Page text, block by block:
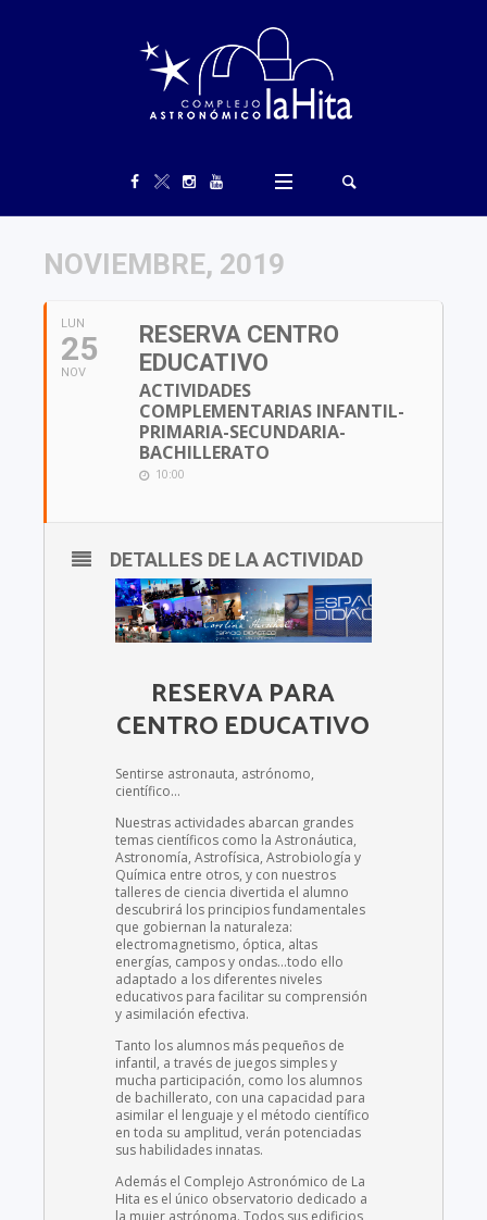
NOVIEMBRE, 2019
LUN
25
NOV
RESERVA CENTRO
EDUCATIVO
ACTIVIDADES
COMPLEMENTARIAS INFANTIL-
PRIMARIA-SECUNDARIA-
BACHILLERATO
10:00
DETALLES DE LA ACTIVIDAD
RESERVA PARA
CENTRO EDUCATIVO
Sentirse astronauta, astrónomo,
científico…
Nuestras actividades abarcan grandes
temas científicos como la Astronáutica,
Astronomía, Astrofísica, Astrobiología y
Química entre otros, y con nuestros
talleres de ciencia divertida el alumno
descubrirá los principios fundamentales
que gobiernan la naturaleza:
electromagnetismo, óptica, altas
energías, campos y ondas…todo ello
adaptado a los diferentes niveles
educativos para facilitar su comprensión
y asimilación efectiva.
Tanto los alumnos más pequeños de
infantil, a través de juegos simples y
mucha participación, como los alumnos
de bachillerato, con una capacidad para
asimilar el lenguaje y el método científico
en toda su amplitud, verán potenciadas
sus habilidades innatas.
Además el Complejo Astronómico de La
Hita es el único observatorio dedicado a
la mujer astrónoma. Todos sus edificios